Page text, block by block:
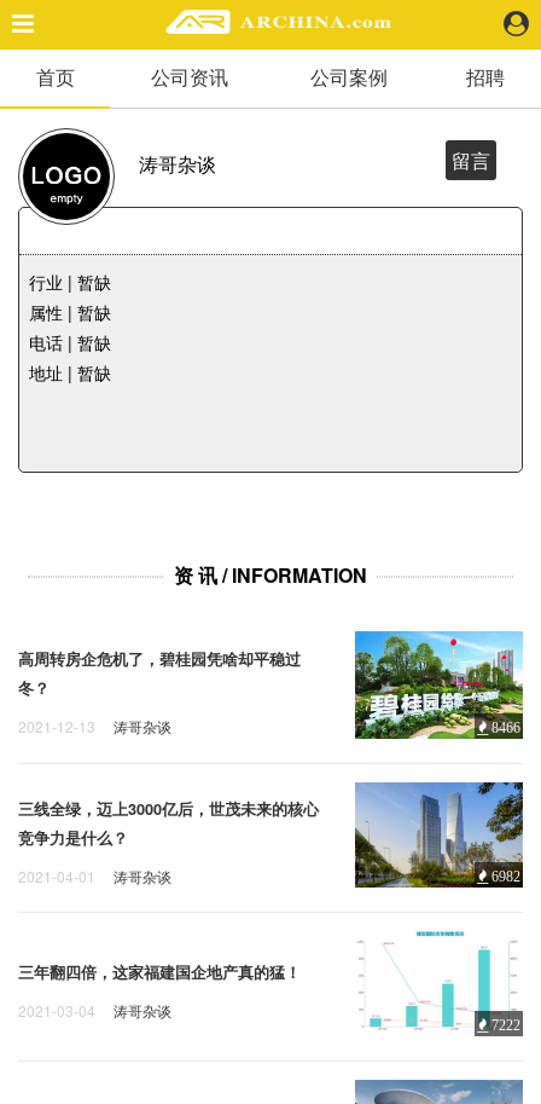
精选案例
建 筑
景 观
室 内
视 频
头条资讯
业 界
机 构
关于投稿
联系我们
首页 公司资讯 公司案例 招聘
涛哥杂谈 留言
行业 | 暂缺
属性 | 暂缺
电话 | 暂缺
地址 | 暂缺
资 讯 / INFORMATION
高周转房企危机了，碧桂园凭啥却平稳过
冬？
2021-12-13 涛哥杂谈 8466
三线全绿，迈上3000亿后，世茂未来的核心
竞争力是什么？
2021-04-01 涛哥杂谈 6982
三年翻四倍，这家福建国企地产真的猛！
2021-03-04 涛哥杂谈
7222